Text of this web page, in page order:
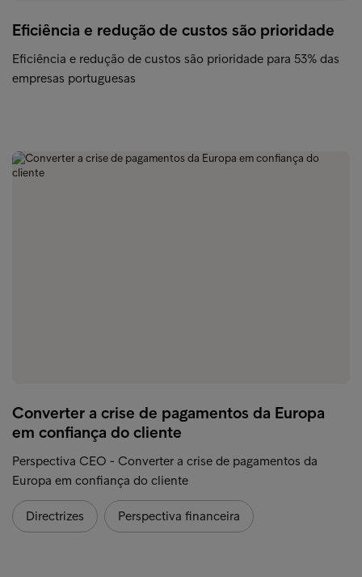
Eficiência e redução de custos são prioridade
Eficiência e redução de custos são prioridade para 53% das
empresas portuguesas
Converter a crise de pagamentos da Europa
em confiança do cliente
Perspectiva CEO - Converter a crise de pagamentos da
Europa em confiança do cliente
Directrizes Perspectiva financeira